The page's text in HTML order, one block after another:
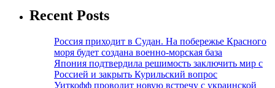
Recent Posts
Россия приходит в Судан. На побережье Красного
моря будет создана военно-морская база
Япония подтвердила решимость заключить мир с
Россией и закрыть Курильский вопрос
Уиткофф проводит новую встречу с украинской